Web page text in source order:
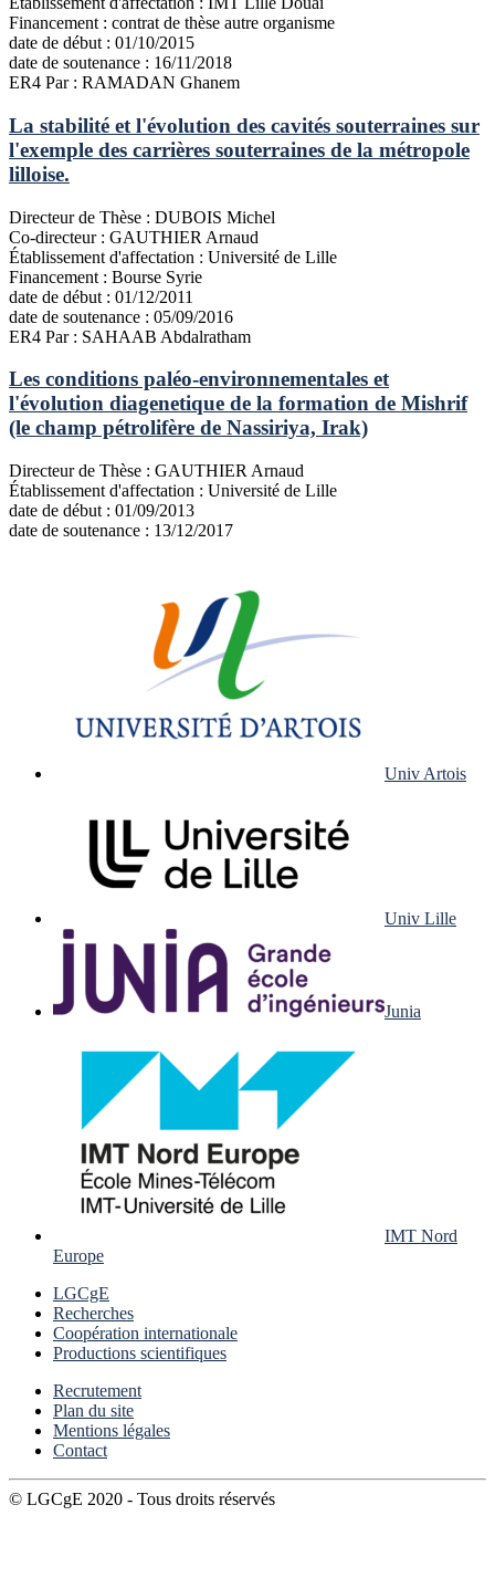
Financement : contrat de thèse autre organisme
date de début : 01/10/2015
date de soutenance : 16/11/2018
ER4 Par : RAMADAN Ghanem
La stabilité et l'évolution des cavités souterraines sur
l'exemple des carrières souterraines de la métropole
lilloise.
Directeur de Thèse : DUBOIS Michel
Co-directeur : GAUTHIER Arnaud
Établissement d'affectation : Université de Lille
Financement : Bourse Syrie
date de début : 01/12/2011
date de soutenance : 05/09/2016
ER4 Par : SAHAAB Abdalratham
Les conditions paléo-environnementales et
l'évolution diagenetique de la formation de Mishrif
(le champ pétrolifère de Nassiriya, Irak)
Directeur de Thèse : GAUTHIER Arnaud
Établissement d'affectation : Université de Lille
date de début : 01/09/2013
date de soutenance : 13/12/2017
Univ Artois
Univ Lille
Junia
IMT Nord
Europe
LGCgE
Recherches
Coopération internationale
Productions scientifiques
Recrutement
Plan du site
Mentions légales
Contact
© LGCgE 2020 - Tous droits réservés